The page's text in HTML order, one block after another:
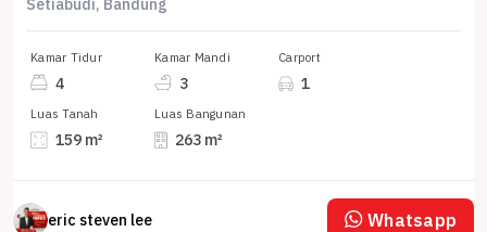
Setiabudi, Bandung
Kamar Tidur
4
Kamar Mandi
3
Carport
1
Luas Tanah
159 m²
Luas Bangunan
263 m²
eric steven lee Whatsapp